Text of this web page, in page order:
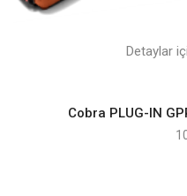
Detaylar
Cobra PLUG-IN